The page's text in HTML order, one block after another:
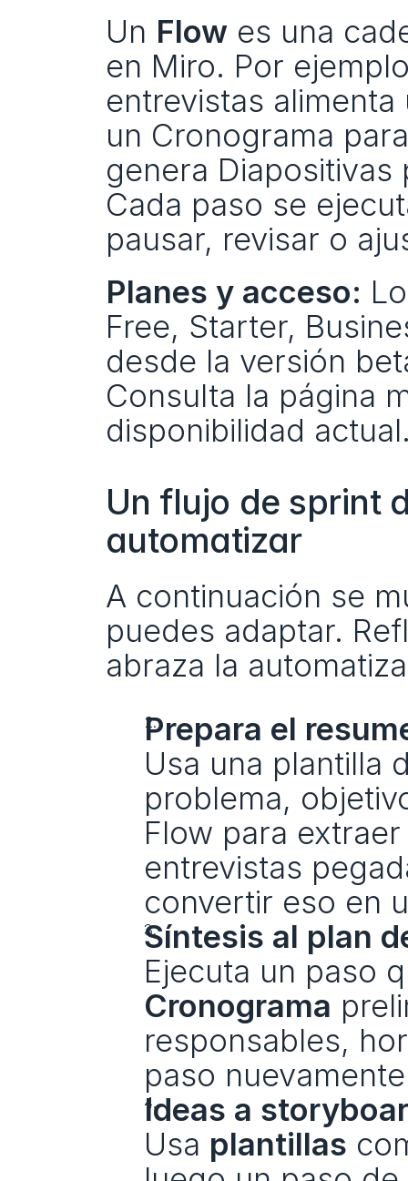
Un Flow es una
en Miro. Por
entrevistas alimenta
un Cronograma
genera
Cada paso se
pausar, revisar o
Planes y acceso:
Free, Starter,
desde la versión
Consulta la página
disponibilidad
Un flujo de sprint
automatizar
A continuación se
puedes adaptar.
abraza la
Prepara el
Usa una plantilla
problema,
Flow para
entrevistas
convertir eso en
Síntesis al plan
Cronograma
responsables,
paso
Ideas a
Usa plantillas